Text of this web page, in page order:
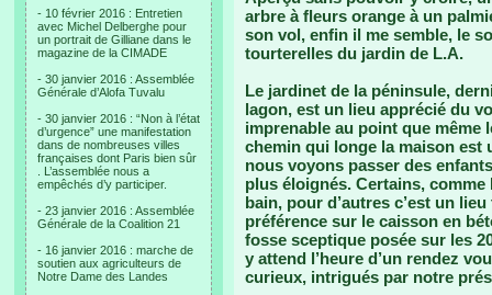
- 10 février 2016 : Entretien
avec Michel Delberghe pour
un portrait de Gilliane dans le
magazine de la CIMADE
- 30 janvier 2016 : Assemblée
Générale d’Alofa Tuvalu
- 30 janvier 2016 : “Non à l’état
d’urgence” une manifestation
dans de nombreuses villes
françaises dont Paris bien sûr
. L’assemblée nous a
empêchés d’y participer.
- 23 janvier 2016 : Assemblée
Générale de la Coalition 21
- 16 janvier 2016 : marche de
soutien aux agriculteurs de
Notre Dame des Landes
arbre à fleurs orange à un
son vol, enfin il me semble, le
tourterelles du jardin de L.A.
Le jardinet de la péninsule,
lagon, est un lieu apprécié du
imprenable au point que même
chemin qui longe la maison est
nous voyons passer des
plus éloignés. Certains,
bain, pour d’autres c’est un
préférence sur le caisson en
fosse sceptique posée sur les
y attend l’heure d’un rendez
curieux, intrigués par notre